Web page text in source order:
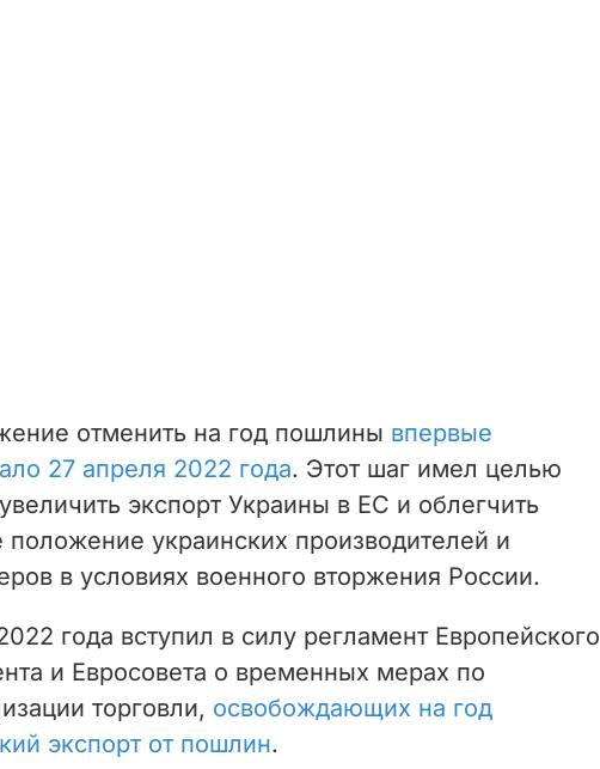
отменить на год пошлины впервые
27 апреля 2022 года. Этот шаг имел целью
экспорт Украины в ЕС и облегчить
положение украинских производителей и
в условиях военного вторжения России.
года вступил в силу регламент Европейского
и Евросовета о временных мерах по
торговли, освобождающих на год
экспорт от пошлин.